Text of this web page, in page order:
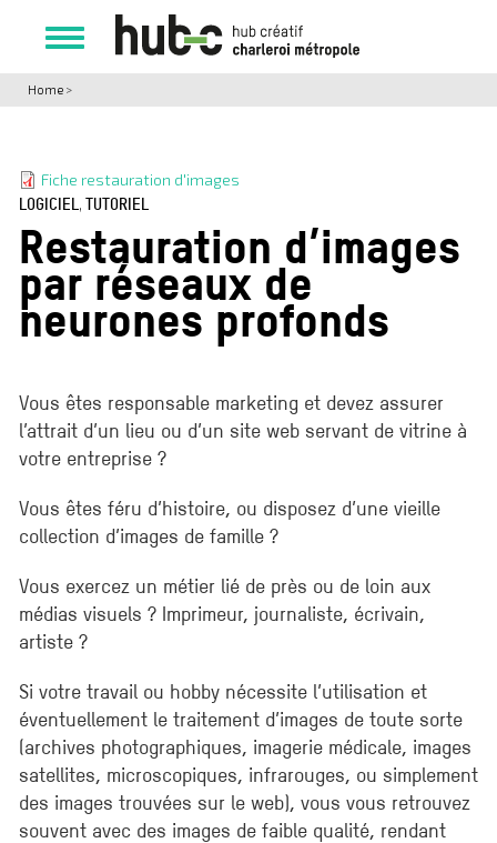
content
Toggle
navigation
Home >
Fiche restauration d'images
LOGICIEL , TUTORIEL
Restauration d’images
par réseaux de
neurones profonds
Vous êtes responsable marketing et devez assurer
l’attrait d’un lieu ou d’un site web servant de vitrine à
votre entreprise ?
Vous êtes féru d’histoire, ou disposez d’une vieille
collection d’images de famille ?
Vous exercez un métier lié de près ou de loin aux
médias visuels ? Imprimeur, journaliste, écrivain,
artiste ?
Si votre travail ou hobby nécessite l’utilisation et
éventuellement le traitement d’images de toute sorte
(archives photographiques, imagerie médicale, images
satellites, microscopiques, infrarouges, ou simplement
des images trouvées sur le web), vous vous retrouvez
souvent avec des images de faible qualité, rendant